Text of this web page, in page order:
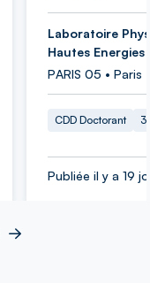
Laboratoire
Hautes Energies
PARIS 05 • Paris
CDD Doctorant
Publiée il y a 19